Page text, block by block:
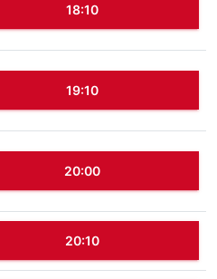
18:10
19:10
20:00
20:10